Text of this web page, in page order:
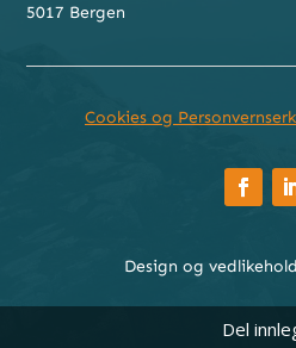
5017 Bergen
Cookies og
Design og vedlikehold